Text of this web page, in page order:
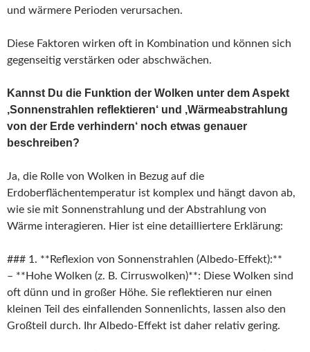
und wärmere Perioden verursachen.
Diese Faktoren wirken oft in Kombination und können sich
gegenseitig verstärken oder abschwächen.
Kannst Du die Funktion der Wolken unter dem Aspekt
‚Sonnenstrahlen reflektieren‘ und ‚Wärmeabstrahlung
von der Erde verhindern‘ noch etwas genauer
beschreiben?
Ja, die Rolle von Wolken in Bezug auf die
Erdoberflächentemperatur ist komplex und hängt davon ab,
wie sie mit Sonnenstrahlung und der Abstrahlung von
Wärme interagieren. Hier ist eine detailliertere Erklärung:
### 1. **Reflexion von Sonnenstrahlen (Albedo-Effekt):**
– **Hohe Wolken (z. B. Cirruswolken)**: Diese Wolken sind
oft dünn und in großer Höhe. Sie reflektieren nur einen
kleinen Teil des einfallenden Sonnenlichts, lassen also den
Großteil durch. Ihr Albedo-Effekt ist daher relativ gering.